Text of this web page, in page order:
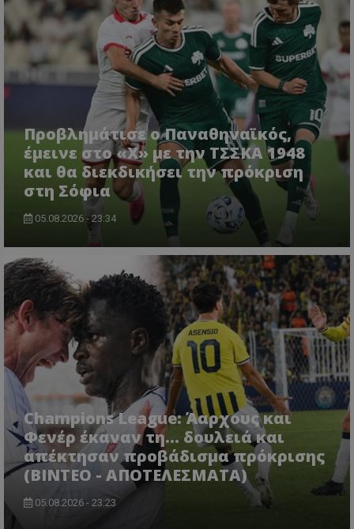
Προβλημάτισε ο Παναθηναϊκός,
έμεινε στο «Χ» με την ΤΣΣΚΑ 1948
και θα διεκδικήσει την πρόκριση
στη Σόφια
05.08.2026 - 23:34
Champions League: Άαρχους και
Φενέρ έκαναν τη... δουλειά και
απέκτησαν προβάδισμα πρόκρισης
(ΒΙΝΤΕΟ - ΑΠΟΤΕΛΕΣΜΑΤΑ)
05.08.2026 - 23:23